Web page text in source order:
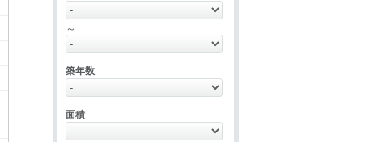
～
築年数
面積